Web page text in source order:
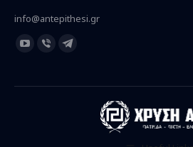
info@antepithesi.gr
Find us on:
YouTube
opens
Viber
opens
Telegram
opens